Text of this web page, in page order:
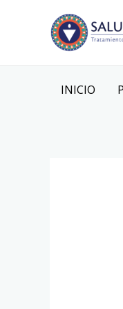
INICIO